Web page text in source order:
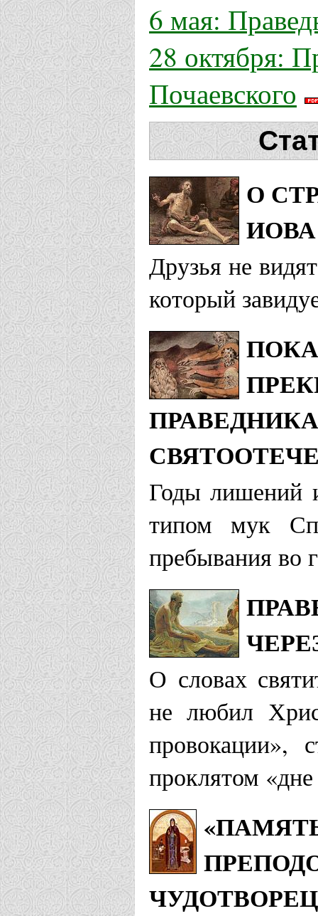
6 мая:
28 октября:
Почаевского
О
ИОВА
Друзья не
который
Годы лишений
типом мук
пребывания во
О словах
не любил
провокации»,
проклятом